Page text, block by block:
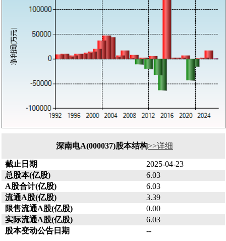
深南电A(000037)股本结构>>详细
截止日期
2025-04-23
总股本(亿股)
6.03
A股合计(亿股)
6.03
流通A股(亿股)
3.39
限售流通A股(亿股)
0.00
实际流通A股(亿股)
6.03
股本变动公告日期
--